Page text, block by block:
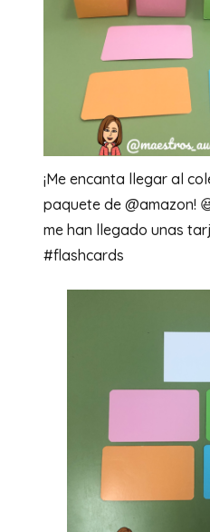
¡Me encanta llegar al
paquete de @amazon!
me han llegado unas
#flashcards ⁣